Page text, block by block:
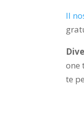
Il
one
te